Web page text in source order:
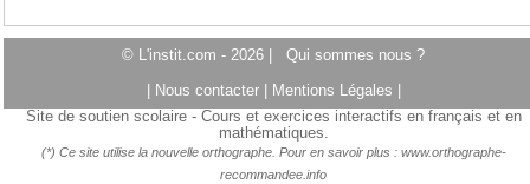
© L'instit.com - 2026 | Qui sommes nous ?
Nous contacter Mentions Légales
Site de soutien scolaire - Cours et exercices interactifs en français et en
mathématiques.
(*) Ce site utilise la nouvelle orthographe. Pour en savoir plus : www.orthographe-
recommandee.info